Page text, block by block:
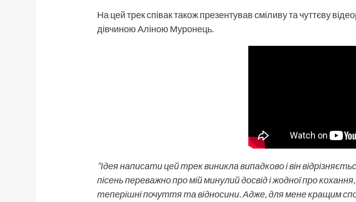
На цей трек співак також презентував сміливу та чуттєву
дівчиною Аліною Муронець.
“Ідея написати цей трек виникла випадково і він
пісень переважно про мій минулий досвід і жодної про
теперішні почуття та відносини. Адже, для мене кращим